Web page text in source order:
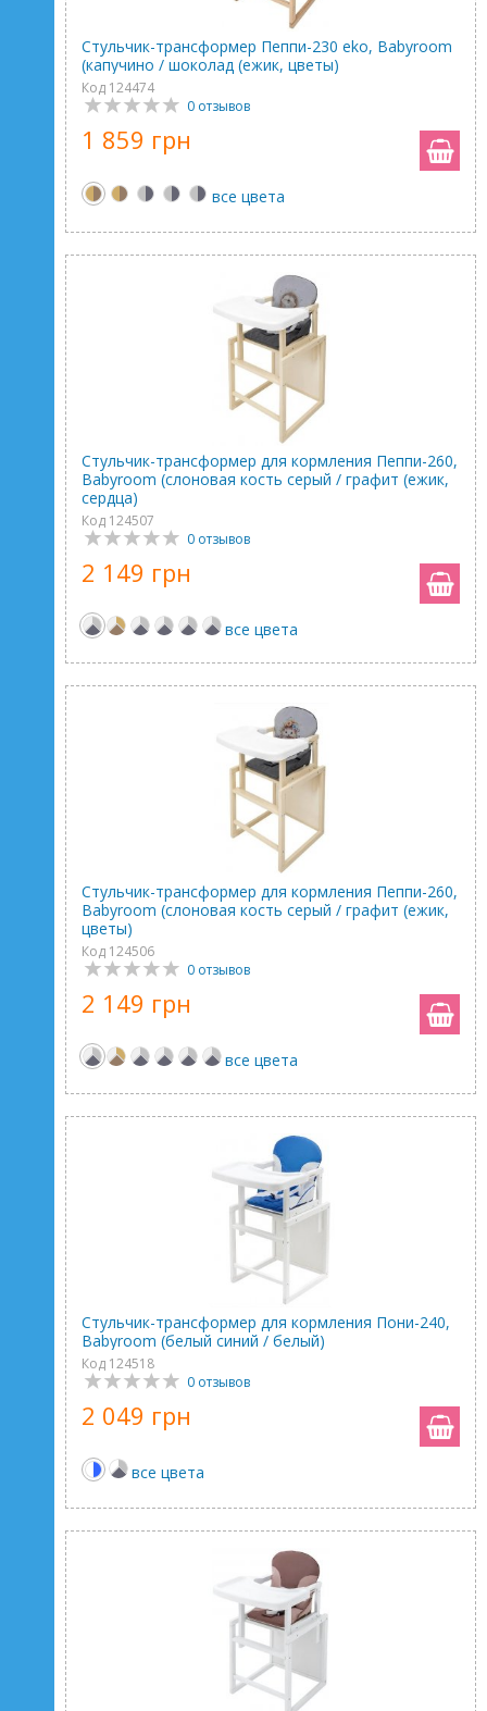
Стульчик-трансформер Пеппи-230 eko, Babyroom
(капучино / шоколад (ежик, цветы)
Код 124474
0 отзывов
1 859 грн
все цвета
Стульчик-трансформер для кормления Пеппи-260,
Babyroom (слоновая кость серый / графит (ежик,
сердца)
Код 124507
0 отзывов
2 149 грн
все цвета
Стульчик-трансформер для кормления Пеппи-260,
Babyroom (слоновая кость серый / графит (ежик,
цветы)
Код 124506
0 отзывов
2 149 грн
все цвета
Стульчик-трансформер для кормления Пони-240,
Babyroom (белый синий / белый)
Код 124518
0 отзывов
2 049 грн
все цвета